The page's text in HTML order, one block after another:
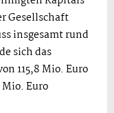
Gesellschaft
insgesamt rund
sich das
115,8 Mio. Euro
Mio. Euro